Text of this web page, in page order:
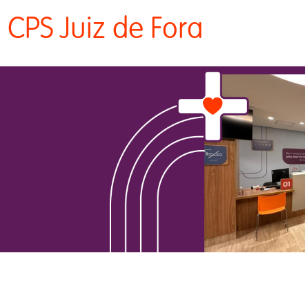
CPS Juiz de Fora